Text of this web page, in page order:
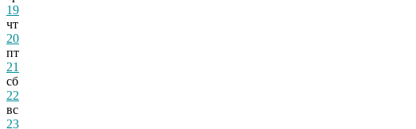
19
чт
20
пт
21
сб
22
вс
23